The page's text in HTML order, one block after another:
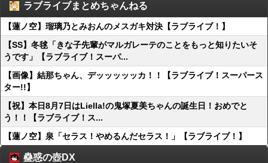
ラブライブまとめちゃんねる
【蓮ノ空】瑠璃乃とみおんのメスガキ対決【ラブライブ！】
【SS】冬毬「きな子先輩がマルガレーテのことをもっと知りたいそ
うです」【ラブライブ！スーパ...
【画像】結那ちゃん、デッッッッッカ！！【ラブライブ！スーパース
ター!!】
【祝】本日8月7日はLiella!の鬼塚夏美ちゃんの誕生日！おめでと
う！！【ラブライブ！ス...
【蓮ノ空】泉「セラス！やめるんだセラス！」【ラブライブ！】
蠱惑の壺DX